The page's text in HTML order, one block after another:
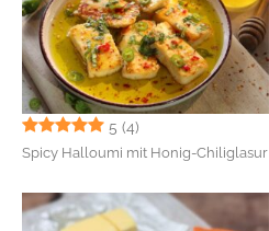
5 (4)
Spicy Halloumi mit Honig-Chiliglasur